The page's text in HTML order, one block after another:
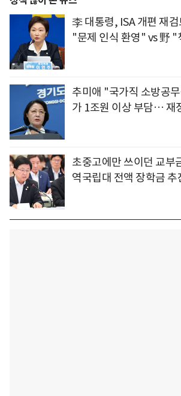
李 대통령, ISA 개편 재
"문제 인식 환영" vs 野 "
추미애 "국가직 소방공
가 1조원 이상 부담… 재
초중고에만 쓰이던 교부
역국립대 전액 장학금 추